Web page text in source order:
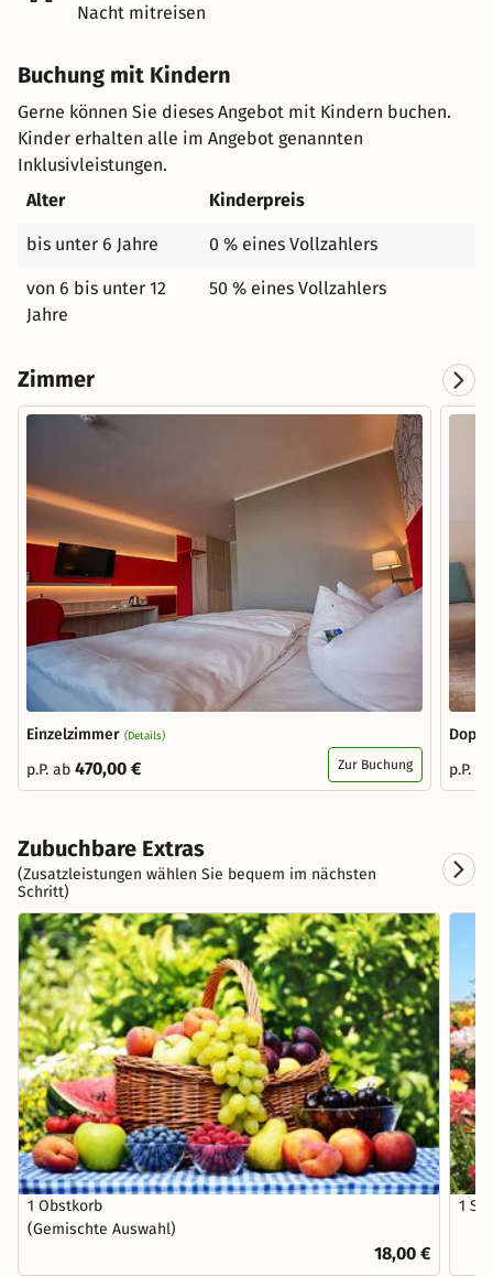
Nacht mitreisen
Buchung mit Kindern
Gerne können Sie dieses Angebot mit Kindern buchen.
Kinder erhalten alle im Angebot genannten
Inklusivleistungen.
Alter
Kinderpreis
bis unter 6 Jahre 0 % eines Vollzahlers
von 6 bis unter 12
Jahre
50 % eines Vollzahlers
Zimmer
Einzelzimmer (Details)
p.P. ab 470,00 € Zur Buchung
p.P.
Zubuchbare Extras
(Zusatzleistungen wählen Sie bequem im nächsten
Schritt)
1 Obstkorb
(Gemischte Auswahl)
18,00 €
1